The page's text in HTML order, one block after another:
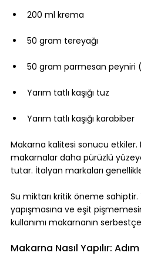
200 ml krema
50 gram tereyağı
50 gram parmesan peyniri
Yarım tatlı kaşığı tuz
Yarım tatlı kaşığı karabiber
Makarna kalitesi sonucu etkiler.
makarnalar daha pürüzlü
tutar. İtalyan markaları
Su miktarı kritik öneme
yapışmasına ve eşit
kullanımı makarnanın
Makarna Nasıl Yapılır: